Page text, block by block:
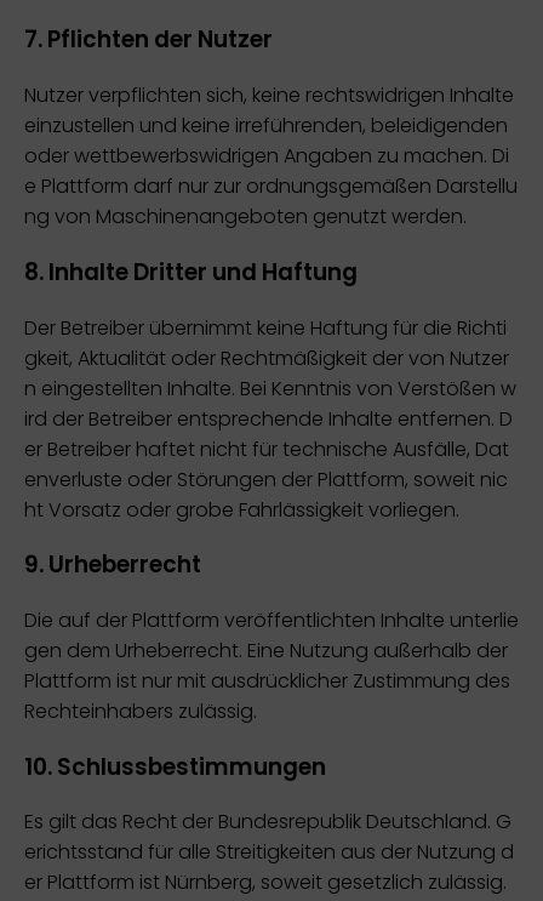
7. Pflichten der Nutzer
Nutzer verpflichten sich, keine rechtswidrigen Inhalte
einzustellen und keine irreführenden, beleidigenden
oder wettbewerbswidrigen Angaben zu machen. Di
e Plattform darf nur zur ordnungsgemäßen Darstellu
ng von Maschinenangeboten genutzt werden.
8. Inhalte Dritter und Haftung
Der Betreiber übernimmt keine Haftung für die Richti
gkeit, Aktualität oder Rechtmäßigkeit der von Nutzer
n eingestellten Inhalte. Bei Kenntnis von Verstößen w
ird der Betreiber entsprechende Inhalte entfernen. D
er Betreiber haftet nicht für technische Ausfälle, Dat
enverluste oder Störungen der Plattform, soweit nic
ht Vorsatz oder grobe Fahrlässigkeit vorliegen.
9. Urheberrecht
Die auf der Plattform veröffentlichten Inhalte unterlie
gen dem Urheberrecht. Eine Nutzung außerhalb der
Plattform ist nur mit ausdrücklicher Zustimmung des
Rechteinhabers zulässig.
10. Schlussbestimmungen
Es gilt das Recht der Bundesrepublik Deutschland. G
erichtsstand für alle Streitigkeiten aus der Nutzung d
er Plattform ist Nürnberg, soweit gesetzlich zulässig.